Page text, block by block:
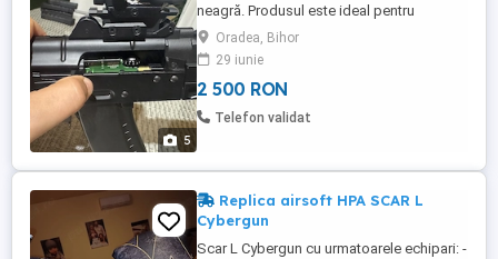
5
neagră. Produsul este ideal pentru
pasionații de airsoft sau colecționari. Este
echipat cu accesorii Zenitco pentru un
look autentic. Calitate și design de înaltă
calitate. Replica vine dotata cu camera
hop Begadi, guma Begadi fly 50 si nub
Oradea, Bihor
29 iunie
2 500 RON
Telefon validat
Replica airsoft HPA SCAR L
Cybergun
Scar L Cybergun cu urmatoarele echipari: -